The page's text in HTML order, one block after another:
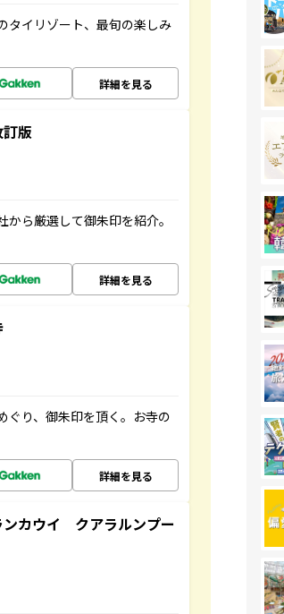
イリゾート、最旬の楽しみ
詳細を見る
版
ら厳選して御朱印を紹介。
詳細を見る
ぐり、御朱印を頂く。お寺の
詳細を見る
カウイ クアラルンプー